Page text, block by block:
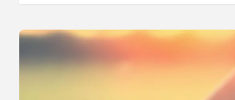
usage de salon / salle à manger, une
repas, trois chambres (15,45 m², 19,96
une salle de bains, WC ; - au premier
chambre, grenier. Le sous-sol
garage, chaufferie, buanderie et lingerie.